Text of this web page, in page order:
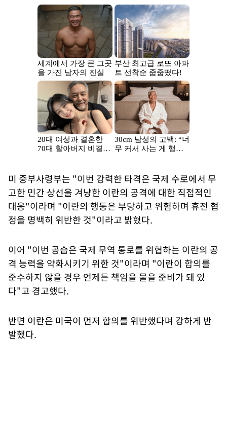
미 중부사령부는 "이번 강력한 타격은 국제 수로에서 무
고한 민간 상선을 겨냥한 이란의 공격에 대한 직접적인
대응"이라며 "이란의 행동은 부당하고 위험하며 휴전 협
정을 명백히 위반한 것"이라고 밝혔다.
이어 "이번 공습은 국제 무역 통로를 위협하는 이란의 공
격 능력을 약화시키기 위한 것"이라며 "이란이 합의를
준수하지 않을 경우 언제든 책임을 물을 준비가 돼 있
다"고 경고했다.
반면 이란은 미국이 먼저 합의를 위반했다며 강하게 반
발했다.